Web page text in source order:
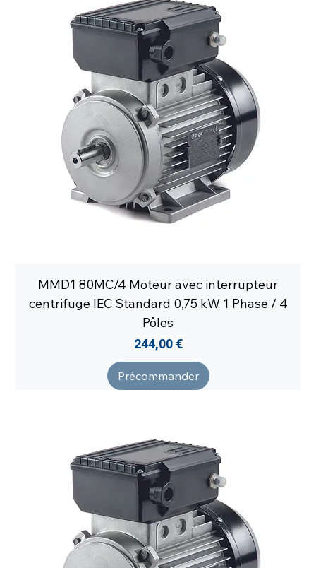
MMD1 80MC/4 Moteur avec interrupteur
centrifuge IEC Standard 0,75 kW 1 Phase / 4
Pôles
Prix
244,00 €
Précommander